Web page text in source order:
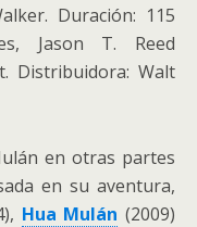
Duración: 115
Jason T. Reed
Distribuidora: Walt
en otras partes
en su aventura,
Hua Mulán (2009)